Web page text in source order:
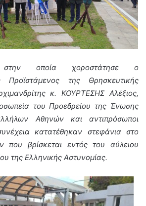
οποία χοροστάτησε ο
Προϊστάμενος της Θρησκευτικής
κ. ΚΟΥΡΤΕΣΗΣ Αλέξιος,
του Προεδρείου της Ένωσης
Αθηνών και αντιπρόσωποι
κατατέθηκαν στεφάνια στο
που βρίσκεται εντός του αύλειου
της Ελληνικής Αστυνομίας.